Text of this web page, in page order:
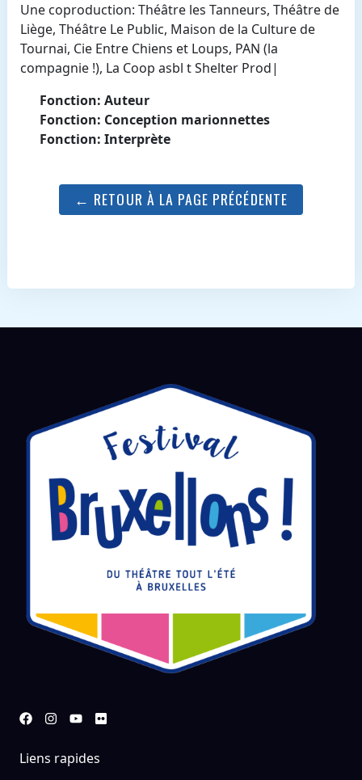
Une coproduction: Théâtre les Tanneurs, Théâtre de
Liège, Théâtre Le Public, Maison de la Culture de
Tournai, Cie Entre Chiens et Loups, PAN (la
compagnie !), La Coop asbl t Shelter Prod|
Fonction: Auteur
Fonction: Conception marionnettes
Fonction: Interprète
← RETOUR À LA PAGE PRÉCÉDENTE
Liens rapides